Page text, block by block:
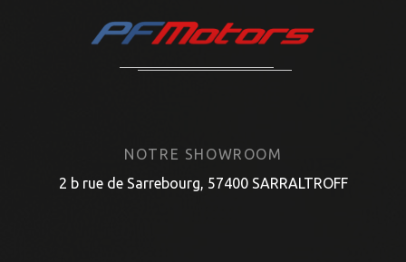
NOTRE SHOWROOM
2 b rue de Sarrebourg, 57400 SARRALTROFF